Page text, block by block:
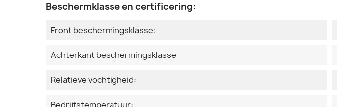
Beschermklasse en certificering:
Front beschermingsklasse:
Achterkant beschermingsklasse
Relatieve vochtigheid:
Bedrijfstemperatuur: